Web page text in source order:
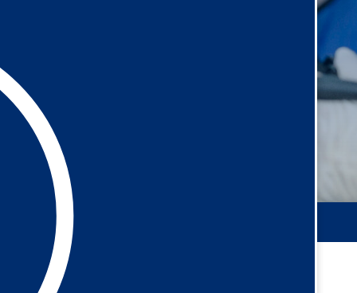
Как записаться на стажировку уже сейчас?